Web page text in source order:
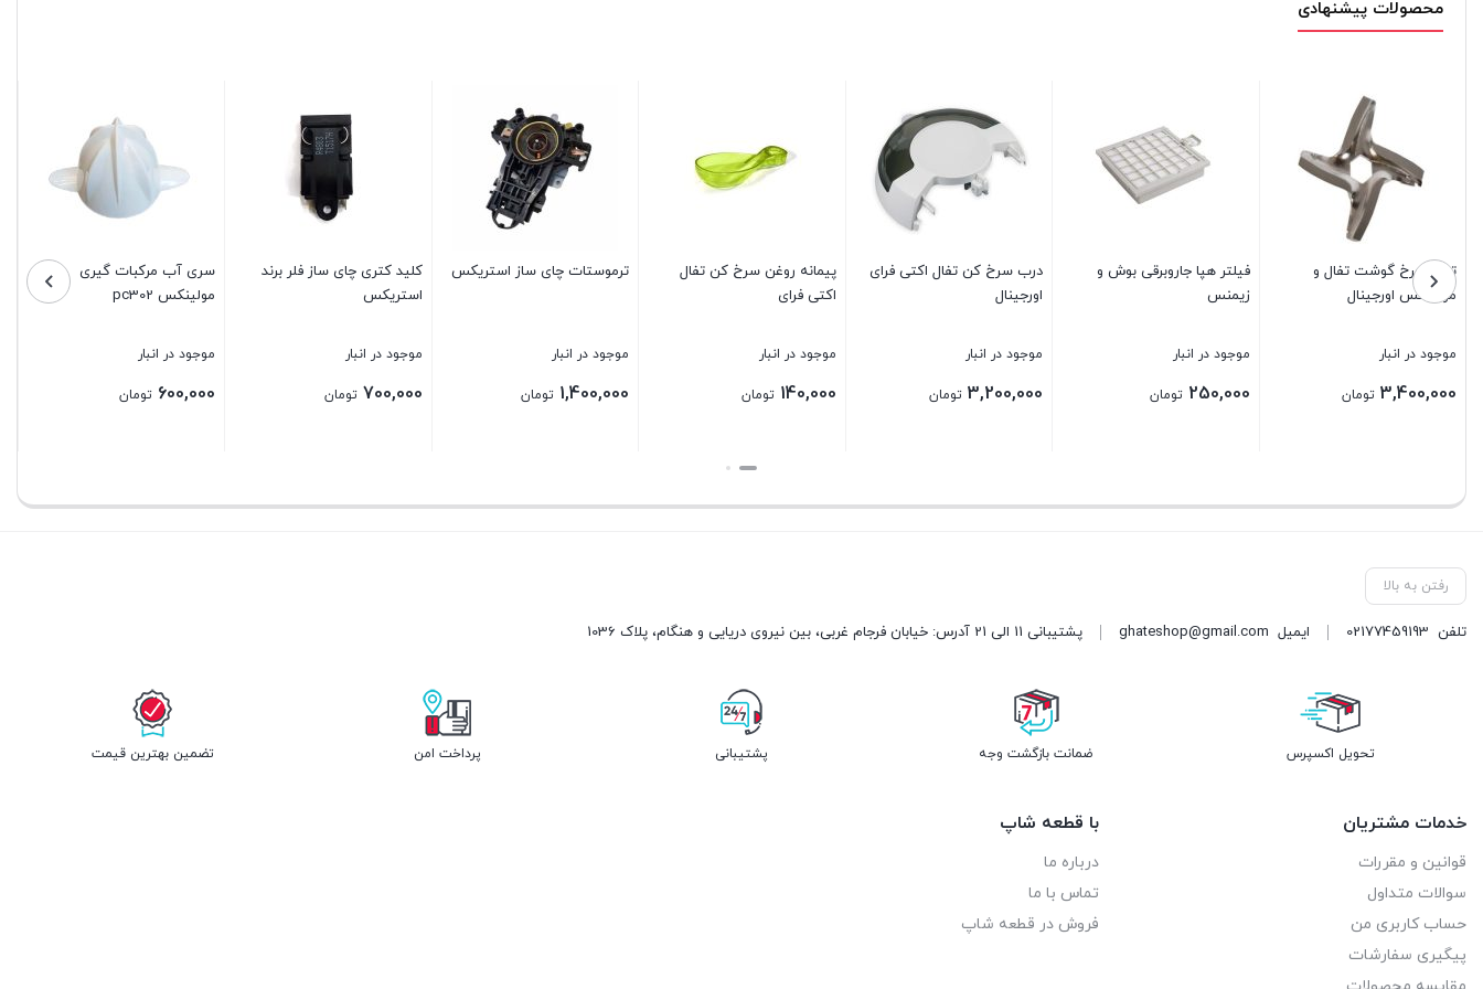
محصولات پیشنهادی
تیغه چرخ گوشت تفال و
مولینکس اورجینال
موجود در انبار
3,400,000 تومان
فیلتر هپا جاروبرقی بوش و
زیمنس
موجود در انبار
250,000 تومان
درب سرخ کن تفال اکتی فرای
اورجینال
موجود در انبار
3,200,000 تومان
پیمانه روغن سرخ کن تفال
اکتی فرای
موجود در انبار
140,000 تومان
ترموستات چای ساز استریکس
موجود در انبار
1,400,000 تومان
کلید کتری چای ساز فلر برند
استریکس
موجود در انبار
700,000 تومان
سری آب مرکبات گیری
مولینکس pc302
موجود در انبار
600,000 تومان
رفتن به بالا
تلفن 02177459193 ایمیل ghateshop@gmail.com پشتیبانی 11 الی 21 آدرس: خیابان فرجام غربی، بین نیروی دریایی و هنگام، پلاک 1036
تحویل اکسپرس ضمانت بازگشت وجه پشتیبانی پرداخت امن تضمین بهترین قیمت
خدمات مشتریان
قوانین و مقررات
سوالات متداول
حساب کاربری من
پیگیری سفارشات
با قطعه شاپ
درباره ما
تماس با ما
فروش در قطعه شاپ